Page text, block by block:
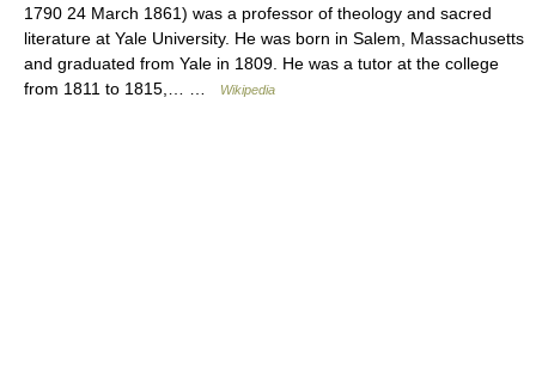
1790 24 March 1861) was a professor of theology and sacred
literature at Yale University. He was born in Salem, Massachusetts
and graduated from Yale in 1809. He was a tutor at the college
from 1811 to 1815,… …
Wikipedia